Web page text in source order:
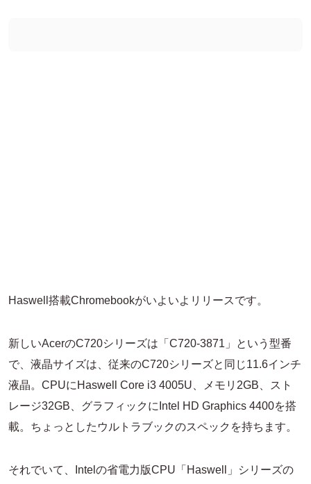
Haswell搭載Chromebookがいよいよリリースです。
新しいAcerのC720シリーズは「C720-3871」という型番
で、液晶サイズは、従来のC720シリーズと同じ11.6インチ
液晶。CPUにHaswell Core i3 4005U、メモリ2GB、スト
レージ32GB、グラフィックにIntel HD Graphics 4400を搭
載。ちょっとしたウルトラブックのスペックを持ちます。
それでいて、Intelの省電力版CPU「Haswell」シリーズの